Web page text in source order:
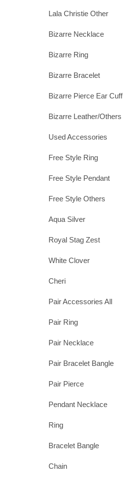
Lala Christie Other
Bizarre Necklace
Bizarre Ring
Bizarre Bracelet
Bizarre Pierce Ear Cuff
Bizarre Leather/Others
Used Accessories
Free Style Ring
Free Style Pendant
Free Style Others
Aqua Silver
Royal Stag Zest
White Clover
Cheri
Pair Accessories All
Pair Ring
Pair Necklace
Pair Bracelet Bangle
Pair Pierce
Pendant Necklace
Ring
Bracelet Bangle
Chain